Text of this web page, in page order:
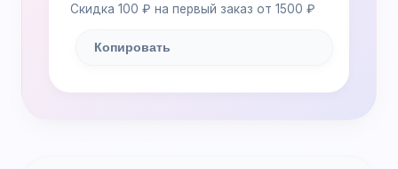
Скидка 100 ₽ на первый заказ от 1500 ₽
Копировать